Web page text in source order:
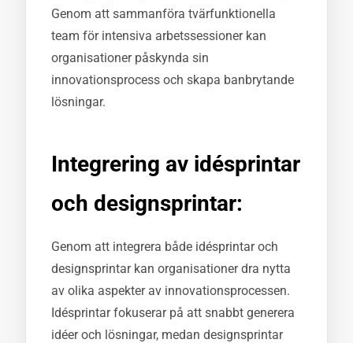
Genom att sammanföra tvärfunktionella
team för intensiva arbetssessioner kan
organisationer påskynda sin
innovationsprocess och skapa banbrytande
lösningar.
Integrering av idésprintar
och designsprintar:
Genom att integrera både idésprintar och
designsprintar kan organisationer dra nytta
av olika aspekter av innovationsprocessen.
Idésprintar fokuserar på att snabbt generera
idéer och lösningar, medan designsprintar